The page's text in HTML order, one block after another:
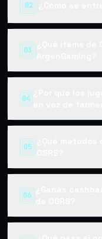
02
03
¿Qué items de
ArgenGaming?
04
¿Por qué los
en vez de
05
¿Qué métodos
OSRS?
06
¿Ganás
de OSRS?